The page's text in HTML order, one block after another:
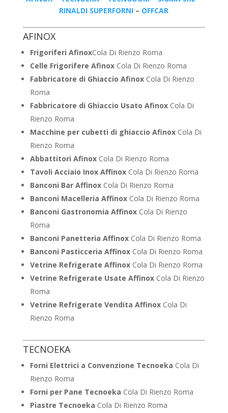
RINALDI SUPERFORNI – OFFCAR
AFINOX
Frigoriferi AfinoxCola Di Rienzo Roma
Celle Frigorifere AfinoxCola Di Rienzo Roma
Fabbricatore di Ghiaccio AfinoxCola Di Rienzo
Roma
Fabbricatore di Ghiaccio Usato AfinoxCola Di
Rienzo Roma
Macchine per cubetti di ghiaccio AfinoxCola Di
Rienzo Roma
Abbattitori Afinox Cola Di Rienzo Roma
Tavoli Acciaio Inox AffinoxCola Di Rienzo Roma
Banconi Bar AffinoxCola Di Rienzo Roma
Banconi Macelleria AffinoxCola Di Rienzo Roma
Banconi Gastronomia AffinoxCola Di Rienzo
Roma
Banconi Panetteria AffinoxCola Di Rienzo Roma
Banconi Pasticceria AffinoxCola Di Rienzo Roma
Vetrine Refrigerate AffinoxCola Di Rienzo Roma
Vetrine Refrigerate Usate AffinoxCola Di Rienzo
Roma
Vetrine Refrigerate Vendita AffinoxCola Di
Rienzo Roma
TECNOEKA
Forni Elettrici a Convenzione Tecnoeka Cola Di
Rienzo Roma
Forni per Pane Tecnoeka Cola Di Rienzo Roma
Piastre Tecnoeka Cola Di Rienzo Roma